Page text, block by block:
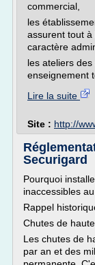
commercial,
les
assurent tout à
caractère
les ateliers
enseignement
Lire la suite
Site : http://
Securigard
Pourquoi
inaccessibles
Rappel
Chutes de
Les chutes de
par an et des